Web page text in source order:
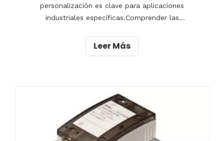
personalización es clave para aplicaciones
industriales específicas.Comprender las
para personalizarlos de manera efectiva y cumplir
con requisitos específicos.Factores como el voltaje,
Leer Más